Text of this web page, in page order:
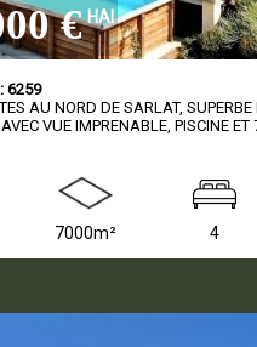
€ HAI
6259
AU NORD DE SARLAT,
VUE IMPRENABLE, PISCINE ET
7000m² 4